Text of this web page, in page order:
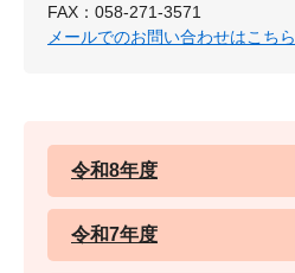
FAX：058-271-3571
メールでのお問い合わせはこちら
令和8年度
令和7年度